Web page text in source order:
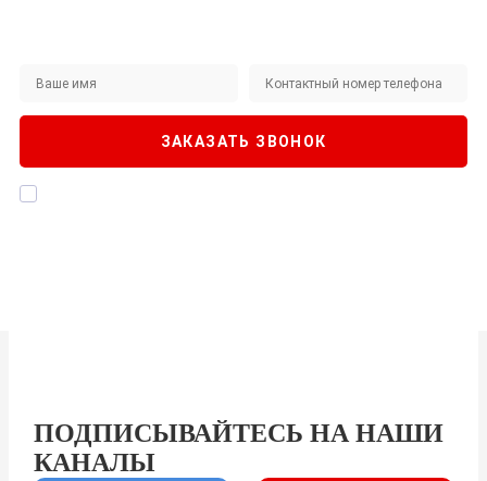
ЗАКАЗАТЬ ЗВОНОК
ПОДПИСЫВАЙТЕСЬ НА НАШИ
КАНАЛЫ